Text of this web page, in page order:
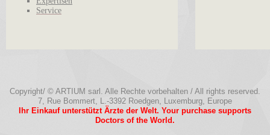
Service
Copyright/ © ARTIUM sarl. Alle Rechte vorbehalten / All rights reserved.
7, Rue Bommert, L.-3392 Roedgen, Luxemburg, Europe
Ihr Einkauf unterstützt Ärzte der Welt. Your purchase supports
Doctors of the World.